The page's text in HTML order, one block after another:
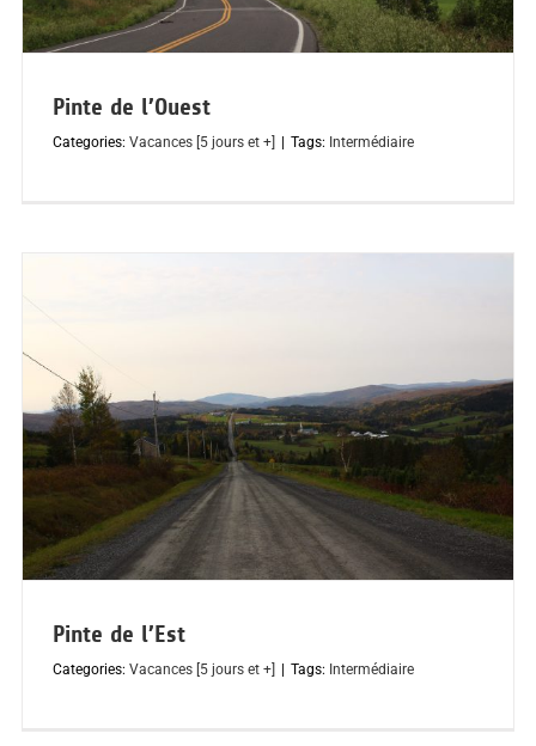
Pinte de l’Ouest
Categories:Vacances [5 jours et +] | Tags: Intermédiaire
Pinte de l’Est
Categories:Vacances [5 jours et +] | Tags: Intermédiaire